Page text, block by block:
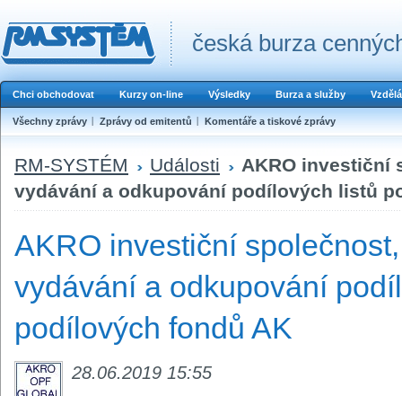
česká burza
Chci obchodovat Kurzy on-line Výsledky Burza a služby
Všechny zprávy Zprávy od emitentů Komentáře a tiskové zprávy
RM-SYSTÉM Události
AKRO investiční
vydávání a odkupování podílových listů
AKRO investiční
vydávání a odkupování
podílových fondů AK
28.06.2019 15:55